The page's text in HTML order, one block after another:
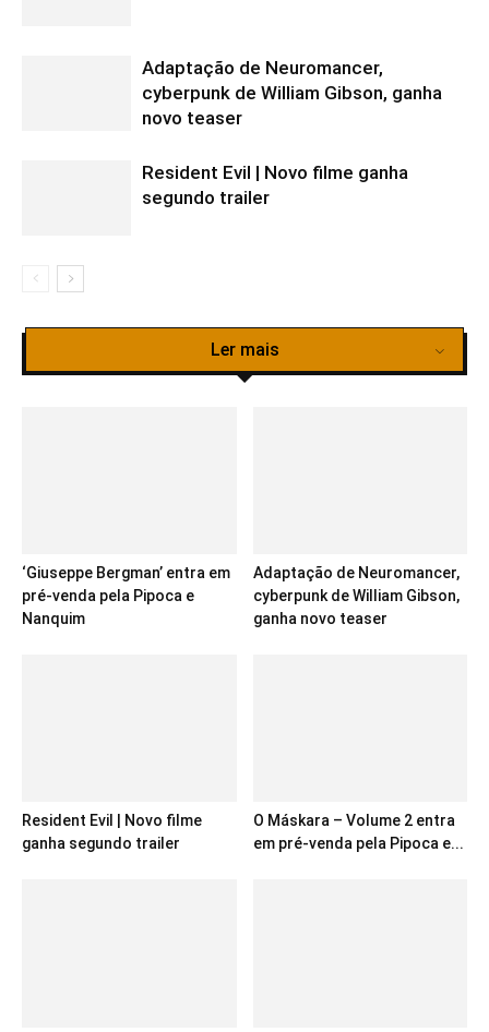
Adaptação de Neuromancer,
cyberpunk de William Gibson, ganha
novo teaser
Resident Evil | Novo filme ganha
segundo trailer
Ler mais
‘Giuseppe Bergman’ entra em
pré-venda pela Pipoca e
Nanquim
Adaptação de Neuromancer,
cyberpunk de William Gibson,
ganha novo teaser
Resident Evil | Novo filme
ganha segundo trailer
O Máskara – Volume 2 entra
em pré-venda pela Pipoca e...